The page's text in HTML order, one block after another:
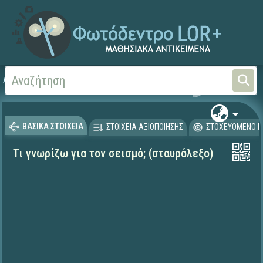
Αρχική ΦΟΡΕΙΣ ΚΑΙ ΠΑΝΕΠΙΣΤΗΜΙΑ Πανεπιστήμιο Ιωαννίνων
ΒΑΣΙΚΑ ΣΤΟΙΧΕΙΑ ΣΤΟΙΧΕΙΑ ΑΞΙΟΠΟΙΗΣΗΣ ΣΤΟΧΕΥΟΜΕΝΟ
Τι γνωρίζω για τον σεισμό; (σταυρόλεξο)